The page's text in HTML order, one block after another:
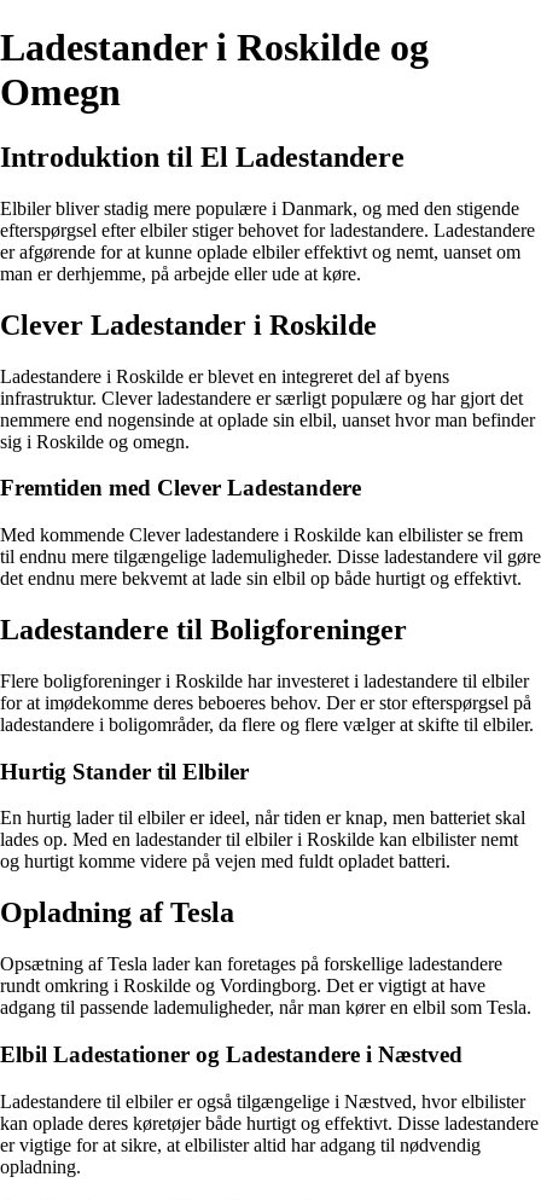
Ladestander i Roskilde og
Omegn
Introduktion til El Ladestandere
Elbiler bliver stadig mere populære i Danmark, og med den stigende
efterspørgsel efter elbiler stiger behovet for ladestandere. Ladestandere
er afgørende for at kunne oplade elbiler effektivt og nemt, uanset om
man er derhjemme, på arbejde eller ude at køre.
Clever Ladestander i Roskilde
Ladestandere i Roskilde er blevet en integreret del af byens
infrastruktur. Clever ladestandere er særligt populære og har gjort det
nemmere end nogensinde at oplade sin elbil, uanset hvor man befinder
sig i Roskilde og omegn.
Fremtiden med Clever Ladestandere
Med kommende Clever ladestandere i Roskilde kan elbilister se frem
til endnu mere tilgængelige lademuligheder. Disse ladestandere vil gøre
det endnu mere bekvemt at lade sin elbil op både hurtigt og effektivt.
Ladestandere til Boligforeninger
Flere boligforeninger i Roskilde har investeret i ladestandere til elbiler
for at imødekomme deres beboeres behov. Der er stor efterspørgsel på
ladestandere i boligområder, da flere og flere vælger at skifte til elbiler.
Hurtig Stander til Elbiler
En hurtig lader til elbiler er ideel, når tiden er knap, men batteriet skal
lades op. Med en ladestander til elbiler i Roskilde kan elbilister nemt
og hurtigt komme videre på vejen med fuldt opladet batteri.
Opladning af Tesla
Opsætning af Tesla lader kan foretages på forskellige ladestandere
rundt omkring i Roskilde og Vordingborg. Det er vigtigt at have
adgang til passende lademuligheder, når man kører en elbil som Tesla.
Elbil Ladestationer og Ladestandere i Næstved
Ladestandere til elbiler er også tilgængelige i Næstved, hvor elbilister
kan oplade deres køretøjer både hurtigt og effektivt. Disse ladestandere
er vigtige for at sikre, at elbilister altid har adgang til nødvendig
opladning.